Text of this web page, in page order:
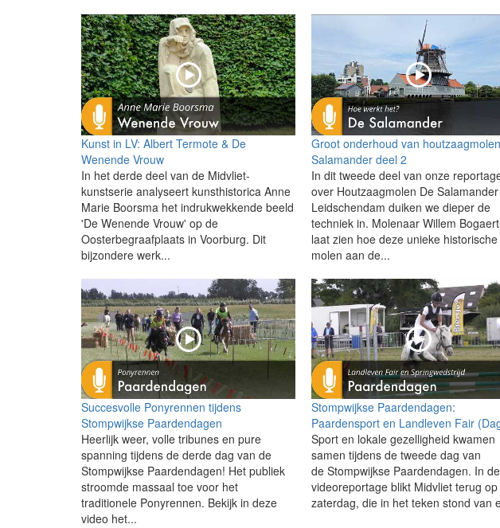
Kunst in LV: Albert Termote & De
Wenende Vrouw
In het derde deel van de Midvliet-
kunstserie analyseert kunsthistorica Anne
Marie Boorsma het indrukwekkende beeld
'De Wenende Vrouw' op de
Oosterbegraafplaats in Voorburg. Dit
bijzondere werk...
Groot onderhoud van
Salamander deel 2
In dit tweede deel van onze
over Houtzaagmolen De
Leidschendam duiken we dieper de
techniek in. Molenaar Willem
laat zien hoe deze unieke historische
molen aan de...
Succesvolle Ponyrennen tijdens
Stompwijkse Paardendagen
Heerlijk weer, volle tribunes en pure
spanning tijdens de derde dag van de
Stompwijkse Paardendagen! Het publiek
stroomde massaal toe voor het
traditionele Ponyrennen. Bekijk in deze
video het...
Stompwijkse Paardendagen:
Paardensport en Landleven Fair
Sport en lokale gezelligheid kwamen
samen tijdens de tweede dag van
de Stompwijkse Paardendagen. In
videoreportage blikt Midvliet terug
zaterdag, die in het teken stond van